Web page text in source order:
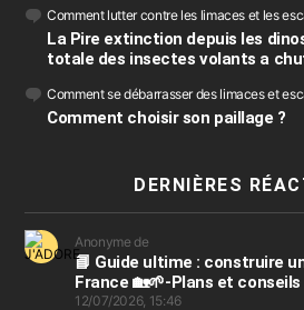
Comment lutter contre les limaces et les
La Pire extinction depuis les
totale des insectes volants a
Comment se débarrasser des limaces et
Comment choisir son paillage ?
DERNIÈRES
Anonyme de
📘 Guide ultime : construire
France 🏡🌱-Plans et
12/07/2026, 15:46